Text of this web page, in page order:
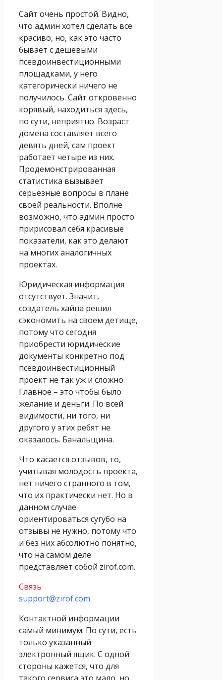
Сайт очень простой. Видно,
что админ хотел сделать все
красиво, но, как это часто
бывает с дешевыми
псевдоинвестиционными
площадками, у него
категорически ничего не
получилось. Сайт откровенно
корявый, находиться здесь,
по сути, неприятно. Возраст
домена составляет всего
девять дней, сам проект
работает четыре из них.
Продемонстрированная
статистика вызывает
серьезные вопросы в плане
своей реальности. Вполне
возможно, что админ просто
пририсовал себя красивые
показатели, как это делают
на многих аналогичных
проектах.
Юридическая информация
отсутствует. Значит,
создатель хайпа решил
сэкономить на своем детище,
потому что сегодня
приобрести юридические
документы конкретно под
псевдоинвестиционный
проект не так уж и сложно.
Главное – это чтобы было
желание и деньги. По всей
видимости, ни того, ни
другого у этих ребят не
оказалось. Банальщина.
Что касается отзывов, то,
учитывая молодость проекта,
нет ничего странного в том,
что их практически нет. Но в
данном случае
ориентироваться сугубо на
отзывы не нужно, потому что
и без них абсолютно понятно,
что на самом деле
представляет собой zirof.com.
Связь
support@zirof.com
Контактной информации
самый минимум. По сути, есть
только указанный
электронный ящик. С одной
стороны кажется, что для